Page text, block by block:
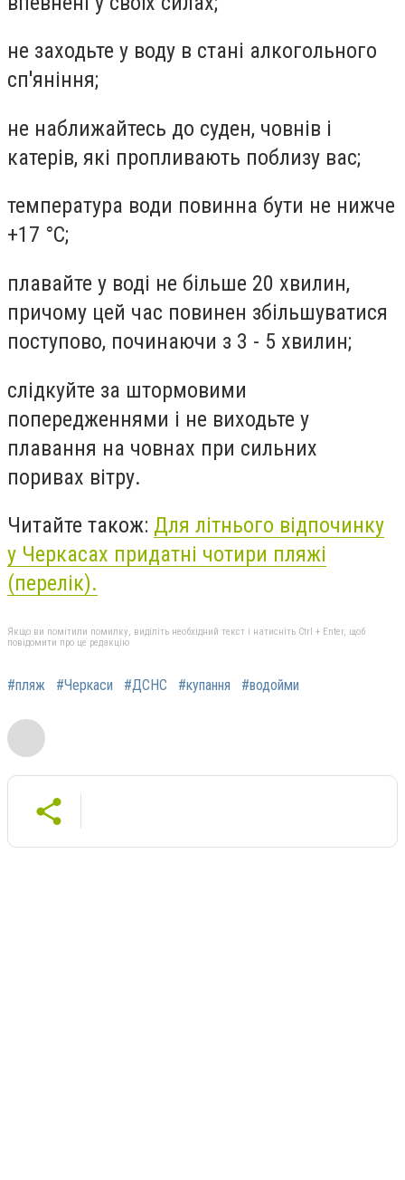
не заходьте у воду в стані алкогольного
сп'яніння;
не наближайтесь до суден, човнів і
катерів, які пропливають поблизу вас;
температура води повинна бути не нижче
+17 °С;
плавайте у воді не більше 20 хвилин,
причому цей час повинен збільшуватися
поступово, починаючи з 3 - 5 хвилин;
слідкуйте за штормовими
попередженнями і не виходьте у
плавання на човнах при сильних
поривах вітру.
Читайте також: Для літнього відпочинку
у Черкасах придатні чотири пляжі
(перелік).
Якщо ви помітили помилку, виділіть необхідний текст і натисніть Ctrl + Enter, щоб
повідомити про це редакцію
#пляж #Черкаси #ДСНС #купання #водойми